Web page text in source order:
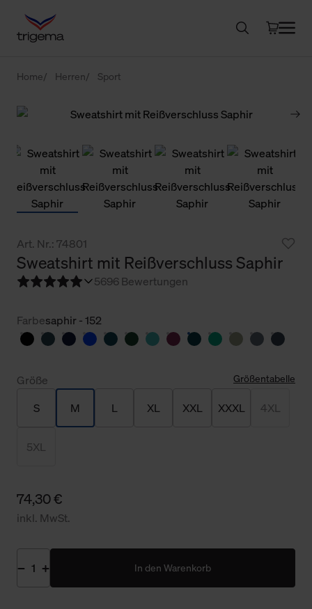
Home Herren Sport
Art. Nr.: 74801
Sweatshirt mit Reißverschluss Saphir
5696 Bewertungen
Farbesaphir - 152
Größe Größentabelle
S M L XL XXL XXXL 4XL
5XL
74,30 €
inkl. MwSt.
In den Warenkorb